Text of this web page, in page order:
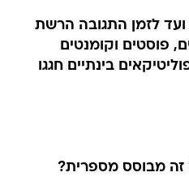
לזמן התגובה הרשת
פוסטים וקומנטים
בינתיים חגגו
מבוסס מספרית?